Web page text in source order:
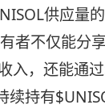
供应量
者不仅能分
入，还能通
续持有